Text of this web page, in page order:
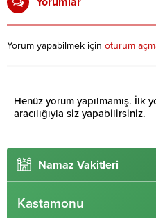
Yorum yapabilmek için oturum
Henüz yorum yapılmamış. İlk
aracılığıyla siz yapabilirsiniz.
Namaz Vakitleri
Kastamonu